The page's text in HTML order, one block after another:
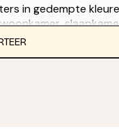
in gedempte